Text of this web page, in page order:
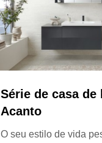
Série de casa de
Acanto
O seu estilo de vida